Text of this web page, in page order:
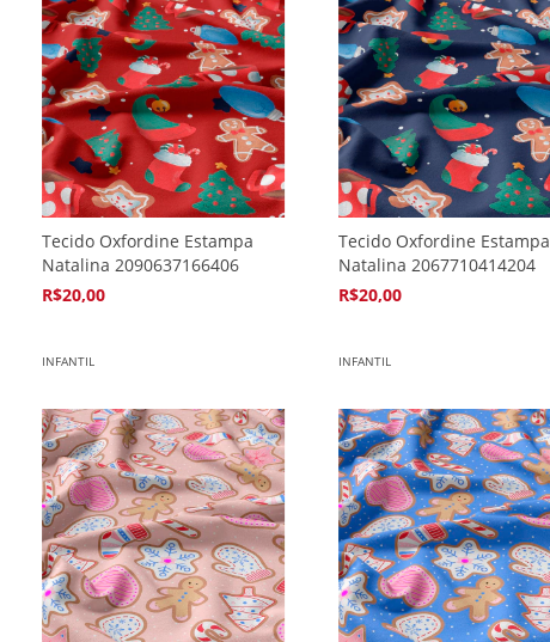
Tecido Oxfordine Estampa
Natalina 2090637166406
R$20,00
INFANTIL
Tecido Oxfordine Estampa
Natalina 2067710414204
R$20,00
INFANTIL